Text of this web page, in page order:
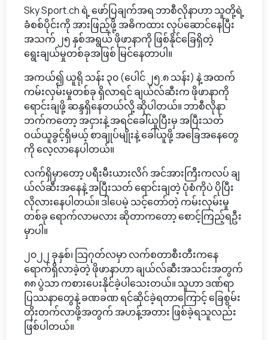
Sky Sport.ch ရဲ့ ဖော်ပြချက်အရ ဘာစီလိုနာဟာ သူတို့ရဲ့
ခံစစ်ပိုင်းကို အားဖြည့်ဖို့ အဓိကထား လုပ်ဆောင်နေပြီး
အသက် ၂၅ နှစ်အရွယ် ဖိုဖာနာကို ဖြစ်နိုင်ခြေရှိတဲ့
ရွေးချယ်မှုတစ်ခုအဖြစ် မြင်နေတာပါ။
အကယ်၍ ယူရို သန်း ၃၀ (ပေါင် ၂၅.၈ သန်း) နဲ့ အထက်
ကမ်းလှမ်းမှုတစ်ခု ရှိလာရင် ချယ်လ်ဆီးက ဖိုဖာနာကို
ရောင်းချဖို့ ဆန္ဒရှိနေတယ်လို့ ဆိုပါတယ်။ ဘာစီလိုနာ
ဘက်ကတော့ အငှားနဲ့ အရင်ခေါ်ယူပြီးမှ အပြီးသတ်
ဝယ်ယူခွင့်ရှိမယ့် စာချုပ်မျိုးနဲ့ ခေါ်ယူဖို့ အခြေအနေတွေ
ကို လေ့လာနေပါတယ်။
လက်ရှိမှာတော့ ပရီးမီးယားလိဂ် အင်အားကြီးကလပ် ချ
ယ်လ်ဆီးအနေနဲ့ အပြီးသတ် ရောင်းချတဲ့ ပုံစံကိုပဲ ပိုပြီး
လိုလားနေပါတယ်။ ဒါပေမဲ့ သင့်တော်တဲ့ ကမ်းလှမ်းမှု
တစ်ခု ရောက်လာမလား ဆိုတာကတော့ စောင့်ကြည့်ရဦး
မှာပါ။
၂၀၂၂ ခုနှစ်၊ သြဂုတ်လမှာ လက်စတာစီးတီးကနေ
ရောက်ရှိလာခဲ့တဲ့ ဖိုဖာနာဟာ ချယ်လ်ဆီးအသင်းအတွက်
၈၈ ပွဲသာ ကစားပေးနိုင်ခဲ့ပါသေးတယ်။ သူဟာ ဒဏ်ရာ
ပြဿနာတွေနဲ့ ခဏခဏ ရင်ဆိုင်ခဲ့ရတာကြောင့် ခြေစွမ်း
တိုးတက်လာဖို့အတွက် အဟန့်အတား ဖြစ်ခဲ့ရသူလည်း
ဖြစ်ပါတယ်။